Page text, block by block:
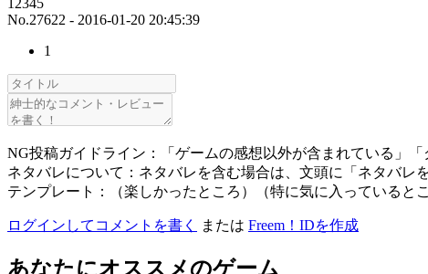
12345
No.27622 - 2016-01-20 20:45:39
1
NG投稿ガイドライン：「ゲームの感想以外が含まれている」
ネタバレについて：ネタバレを含む場合は、文頭に「ネタバレ
テンプレート：（楽しかったところ）（特に気に入っていると
ログインしてコメントを書く または Freem！IDを作成
あなたにオススメのゲーム